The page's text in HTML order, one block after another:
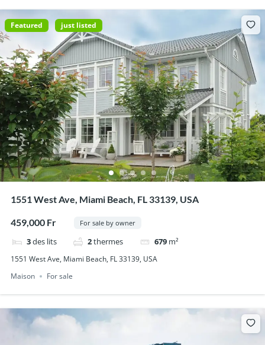
Featured just listed
1551 West Ave, Miami Beach, FL 33139, USA
459,000 Fr For sale by owner
3des lits 2thermes 679 m²
1551 West Ave, Miami Beach, FL 33139, USA
Maison
For sale